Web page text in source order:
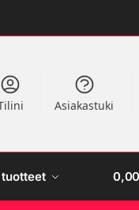
Asiakastuki